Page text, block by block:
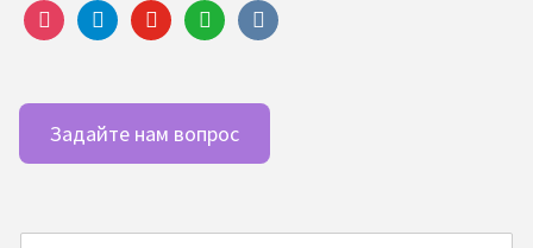
instagramtelegramyoutubewhatsappvkontakte
Задайте нам вопрос